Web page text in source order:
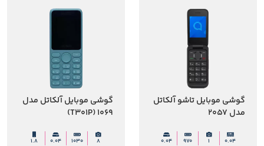
گوشی موبایل تاشو آلکاتل
مدل 2057
0.04
1
970
0.04
گوشی موبایل آلکاتل مدل
1069 (T301P)
8
1030
0.04
1.8